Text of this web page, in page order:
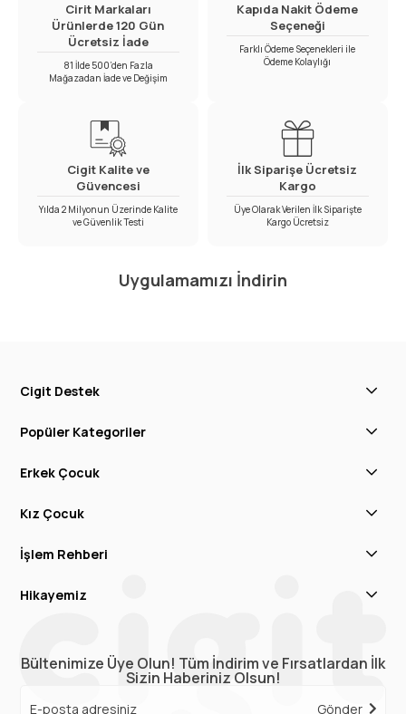
Cirit Markaları
Ürünlerde 120 Gün
Ücretsiz İade
81 İlde 500’den Fazla
Mağazadan İade ve Değişim
Kapıda Nakit Ödeme
Seçeneği
Farklı Ödeme Seçenekleri ile
Ödeme Kolaylığı
Cigit Kalite ve
Güvencesi
Yılda 2 Milyonun Üzerinde Kalite
ve Güvenlik Testi
İlk Siparişe Ücretsiz
Kargo
Üye Olarak Verilen İlk Siparişte
Kargo Ücretsiz
Uygulamamızı İndirin
Cigit Destek
Popüler Kategoriler
Erkek Çocuk
Kız Çocuk
İşlem Rehberi
Hikayemiz
Bültenimize Üye Olun! Tüm İndirim ve Fırsatlardan İlk
Sizin Haberiniz Olsun!
Gönder